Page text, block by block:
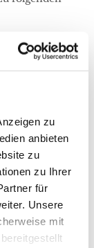
zu
anbieten
zu
zu Ihrer
für
Unsere
mit
Nutzung
-stabilität
im Rahmen